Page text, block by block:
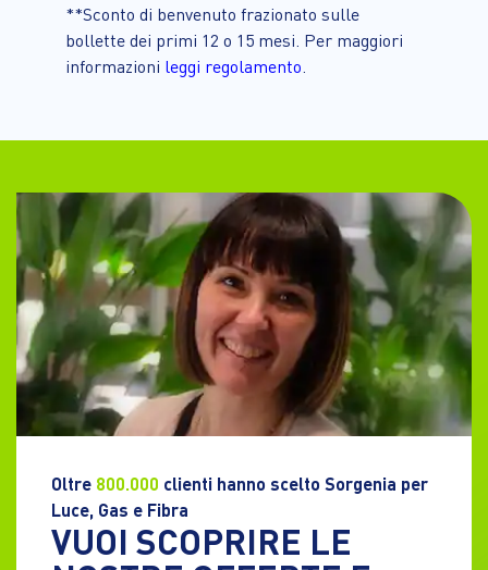
**Sconto di benvenuto frazionato sulle
bollette dei primi 12 o 15 mesi. Per maggiori
informazioni leggi regolamento.
Oltre 800.000 clienti hanno scelto Sorgenia per
Luce, Gas e Fibra
VUOI SCOPRIRE LE